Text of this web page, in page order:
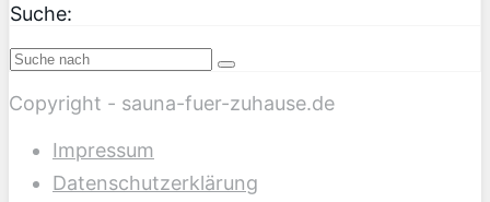
Suche:
Copyright - sauna-fuer-zuhause.de
Impressum
Datenschutzerklärung